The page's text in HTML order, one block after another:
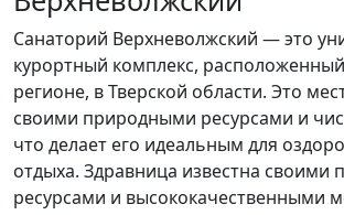
Санаторий Верхневолжский — это
курортный комплекс,
регионе, в Тверской области. Это
своими природными ресурсами и
что делает его идеальным для
отдыха. Здравница известна своими
ресурсами и высококачественными